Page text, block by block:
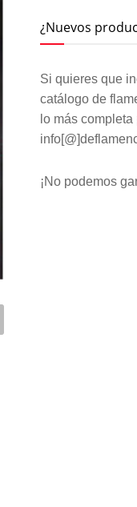
¿Nuevos
Si quieres que
catálogo de
lo más
¡No podemos